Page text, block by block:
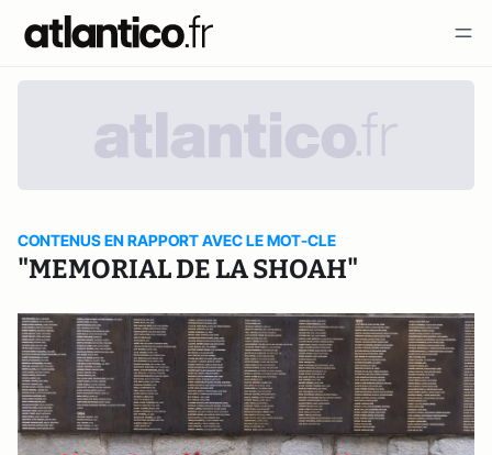
CONTENUS EN RAPPORT AVEC LE MOT-CLE
"MEMORIAL DE LA SHOAH"